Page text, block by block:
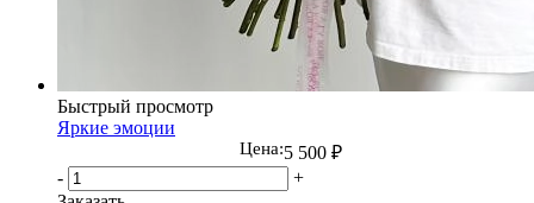
Быстрый просмотр
Яркие эмоции
Цена:5 500 ₽
-
+